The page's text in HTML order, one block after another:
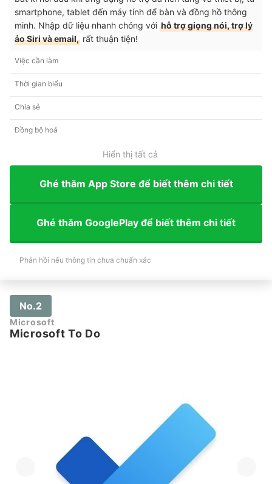
smartphone, tablet đến máy tính để bàn và đồng hồ thông
minh. Nhập dữ liệu nhanh chóng với hỗ trợ giọng nói, trợ lý
ảo Siri và email, rất thuận tiện!
Việc cần làm
Thời gian biểu
Chia sẻ
Đồng bộ hoá
Hiển thị tất cả
Ghé thăm App Store để biết thêm chi tiết
Ghé thăm GooglePlay để biết thêm chi tiết
Phản hồi nếu thông tin chưa chuẩn xác
No.2
Microsoft
Microsoft To Do